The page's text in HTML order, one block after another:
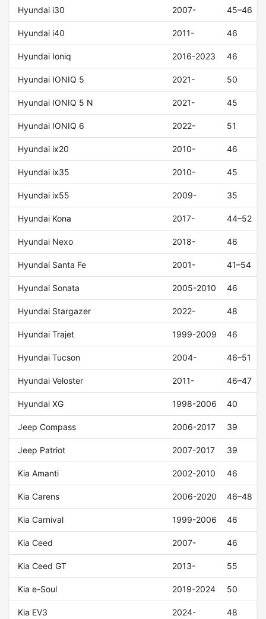
Hyundai i30 2007- 45–46
Hyundai i40 2011- 46
Hyundai Ioniq 2016-2023 46
Hyundai IONIQ 5 2021- 50
Hyundai IONIQ 5 N 2021- 45
Hyundai IONIQ 6 2022- 51
Hyundai ix20 2010- 46
Hyundai ix35 2010- 45
Hyundai ix55 2009- 35
Hyundai Kona 2017- 44–52
Hyundai Nexo 2018- 46
Hyundai Santa Fe 2001- 41–54
Hyundai Sonata 2005-2010 46
Hyundai Stargazer 2022- 48
Hyundai Trajet 1999-2009 46
Hyundai Tucson 2004- 46–51
Hyundai Veloster 2011- 46–47
Hyundai XG 1998-2006 40
Jeep Compass 2006-2017 39
Jeep Patriot 2007-2017 39
Kia Amanti 2002-2010 46
Kia Carens 2006-2020 46–48
Kia Carnival 1999-2006 46
Kia Ceed 2007- 46
Kia Ceed GT 2013- 55
Kia e-Soul 2019-2024 50
Kia EV3 2024- 48